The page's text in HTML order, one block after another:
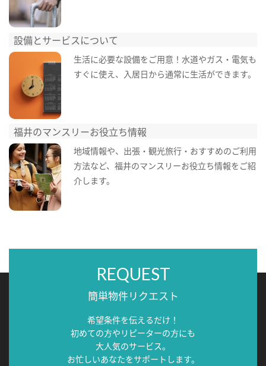
設備とサービスについて
生活に必要な設備をご用意！水道やガス・電気も
すぐに使え、入居日から通常に生活ができます。
福井のマンスリーお役立ち情報
地域情報や、出張・観光旅行・おすすめのご利用
方法など、福井のマンスリーお役立ち情報をご紹
介します。
REQUEST
簡単物件リクエスト
希望条件を伝えるだけ！
初めての方やリピーターの方にも
大人気のサービス。
お忙しいあなたをサポートします。